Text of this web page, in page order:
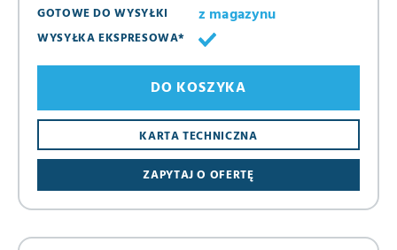
GOTOWE DO WYSYŁKI
z magazynu
WYSYŁKA EKSPRESOWA*
ZAPYTAJ O OFERTĘ
KARTA TECHNICZNA
DO KOSZYKA